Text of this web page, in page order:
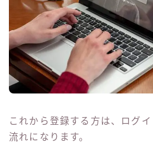
これから登録する方は、ログ
流れになります。